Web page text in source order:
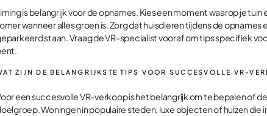
is belangrijk voor de opnames. Kies een moment waarop je
wanneer alles groen is. Zorg dat huisdieren tijdens de opnames
staan. Vraag de VR-specialist vooraf om tips specifiek
ZIJN DE BELANGRIJKSTE TIPS VOOR SUCCESVOLLE VR-
een succesvolle VR-verkoop is het belangrijk om te bepalen of
Woningen in populaire steden, luxe objecten of huizen die